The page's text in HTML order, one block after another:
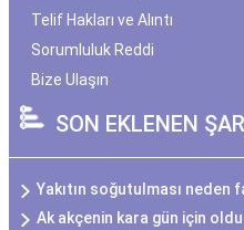
Telif Hakları ve Alıntı
Sorumluluk Reddi
Bize Ulaşın
SON EKLENEN
Yakıtın soğutulması neden
Ak akçenin kara gün için